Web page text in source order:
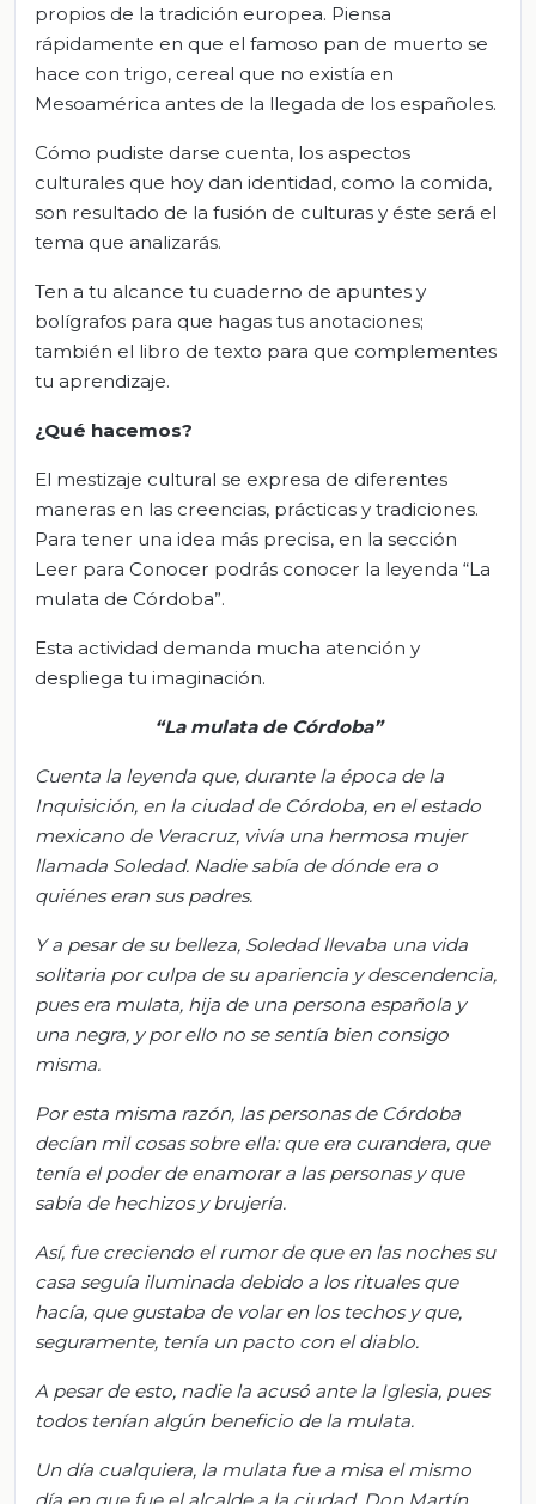
propios de la tradición europea. Piensa
rápidamente en que el famoso pan de muerto se
hace con trigo, cereal que no existía en
Mesoamérica antes de la llegada de los españoles.
Cómo pudiste darse cuenta, los aspectos
culturales que hoy dan identidad, como la comida,
son resultado de la fusión de culturas y éste será el
tema que analizarás.
Ten a tu alcance tu cuaderno de apuntes y
bolígrafos para que hagas tus anotaciones;
también el libro de texto para que complementes
tu aprendizaje.
¿Qué hacemos?
El mestizaje cultural se expresa de diferentes
maneras en las creencias, prácticas y tradiciones.
Para tener una idea más precisa, en la sección
Leer para Conocer podrás conocer la leyenda “La
mulata de Córdoba”.
Esta actividad demanda mucha atención y
despliega tu imaginación.
“La mulata de Córdoba”
Cuenta la leyenda que, durante la época de la
Inquisición, en la ciudad de Córdoba, en el estado
mexicano de Veracruz, vivía una hermosa mujer
llamada Soledad. Nadie sabía de dónde era o
quiénes eran sus padres.
Y a pesar de su belleza, Soledad llevaba una vida
solitaria por culpa de su apariencia y descendencia,
pues era mulata, hija de una persona española y
una negra, y por ello no se sentía bien consigo
misma.
Por esta misma razón, las personas de Córdoba
decían mil cosas sobre ella: que era curandera, que
tenía el poder de enamorar a las personas y que
sabía de hechizos y brujería.
Así, fue creciendo el rumor de que en las noches su
casa seguía iluminada debido a los rituales que
hacía, que gustaba de volar en los techos y que,
seguramente, tenía un pacto con el diablo.
A pesar de esto, nadie la acusó ante la Iglesia, pues
todos tenían algún beneficio de la mulata.
Un día cualquiera, la mulata fue a misa el mismo